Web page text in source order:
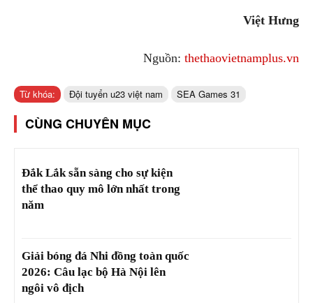
Việt Hưng
Nguồn: thethaovietnamplus.vn
Từ khóa: Đội tuyển u23 việt nam SEA Games 31
CÙNG CHUYÊN MỤC
Đắk Lắk sẵn sàng cho sự kiện
thể thao quy mô lớn nhất trong
năm
Giải bóng đá Nhi đồng toàn quốc
2026: Câu lạc bộ Hà Nội lên
ngôi vô địch